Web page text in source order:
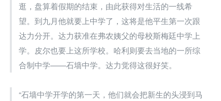
逛，盘算着假期的结束，由此获得对生活的一线希
望。到九月他就要上中学了，这将是他平生第一次跟
达力分开。达力获准在弗农姨父的母校斯梅廷中学上
学。皮尔也要上这所学校。哈利则要去当地的一所综
合制中学——石墙中学。达力觉得这很好笑。
“石墙中学开学的第一天，他们就会把新生的头浸到马